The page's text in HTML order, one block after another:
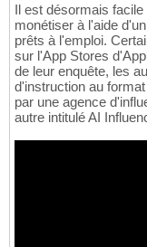
Il est désormais
monétiser à l'aide
prêts à l'emploi.
sur l'App Stores
de leur enquête, les
d'instruction au
par une agence
autre intitulé AI